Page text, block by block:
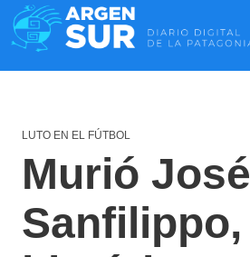
LUTO EN EL FÚTBOL
Murió José
Sanfilippo,